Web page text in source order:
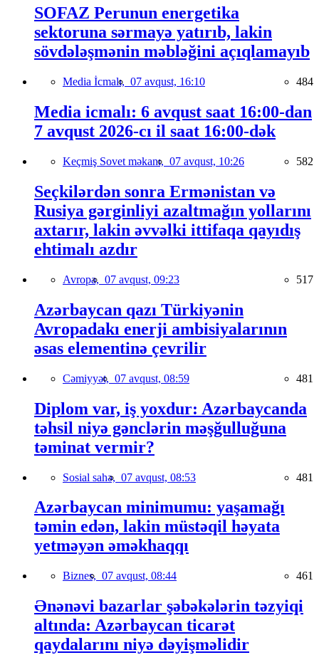
SOFAZ Perunun energetika
sektoruna sərmayə yatırıb, lakin
sövdələşmənin məbləğini açıqlamayıb
Media İcmalı, 07 avqust, 16:10 484
Media icmalı: 6 avqust saat 16:00-dan
7 avqust 2026-cı il saat 16:00-dək
Keçmiş Sovet məkanı, 07 avqust, 10:26 582
Seçkilərdən sonra Ermənistan və
Rusiya gərginliyi azaltmağın yollarını
axtarır, lakin əvvəlki ittifaqa qayıdış
ehtimalı azdır
Avropa, 07 avqust, 09:23 517
Azərbaycan qazı Türkiyənin
Avropadakı enerji ambisiyalarının
əsas elementinə çevrilir
Cəmiyyət, 07 avqust, 08:59 481
Diplom var, iş yoxdur: Azərbaycanda
təhsil niyə gənclərin məşğulluğuna
təminat vermir?
Sosial sahə, 07 avqust, 08:53 481
Azərbaycan minimumu: yaşamağı
təmin edən, lakin müstəqil həyata
yetməyən əməkhaqqı
Biznes, 07 avqust, 08:44 461
Ənənəvi bazarlar şəbəkələrin təzyiqi
altında: Azərbaycan ticarət
qaydalarını niyə dəyişməlidir